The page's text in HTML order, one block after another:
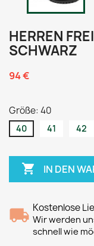
HERREN
SCHWARZ
94 €
Größe: 40
40 41 42
 IN DEN
Kostenlose
Wir werden
schnell wie